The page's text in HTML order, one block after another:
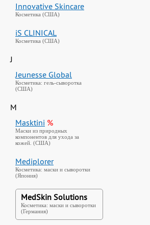
Innovative Skincare
Косметика (США)
iS CLINICAL
Косметика (США)
J
Jeunesse Global
Косметика: гель-сыворотка
(США)
M
Masktini %
Маски из природных
компонентов для ухода за
кожей. (США)
Mediplorer
Косметика: маски и сыворотки
(Япония)
MedSkin Solutions
Косметика: маски и сыворотки
(Германия)